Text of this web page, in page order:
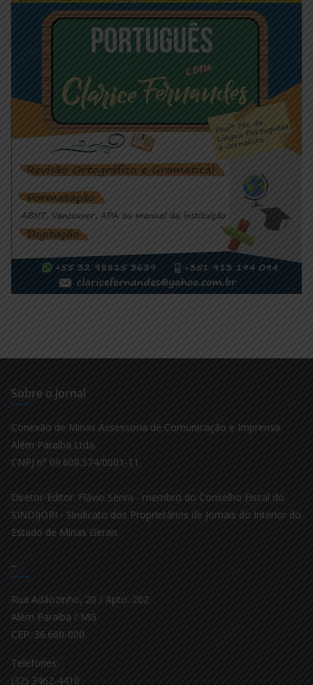
Sobre o Jornal
Conexão de Minas Assessoria de Comunicação e Imprensa
Além Paraíba Ltda.
CNPJ n° 09.608.574/0001-11
Diretor-Editor: Flávio Senra - membro do Conselho Fiscal do
SINDIJORI - Sindicato dos Proprietários de Jornais do Interior do
Estado de Minas Gerais
–
Rua Adãozinho, 20 / Apto. 202
Além Paraíba / MG
CEP: 36.660-000
Telefones:
(32) 3462-4410